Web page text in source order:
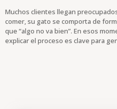
Muchos clientes llegan
comer, su gato se comporta de
que “algo no va bien”. En esos
explicar el proceso es clave para